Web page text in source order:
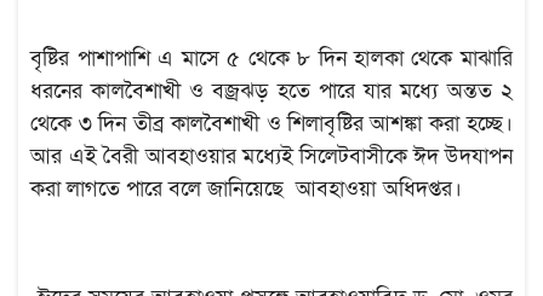
বৃষ্টির পাশাপাশি এ মাসে ৫ থেকে ৮ দিন হালকা থেকে মাঝারি
ধরনের কালবৈশাখী ও বজ্রঝড় হতে পারে যার মধ্যে অন্তত ২
থেকে ৩ দিন তীব্র কালবৈশাখী ও শিলাবৃষ্টির আশঙ্কা করা হচ্ছে।
আর এই বৈরী আবহাওয়ার মধ্যেই সিলেটবাসীকে ঈদ উদযাপন
করা লাগতে পারে বলে জানিয়েছে আবহাওয়া অধিদপ্তর।